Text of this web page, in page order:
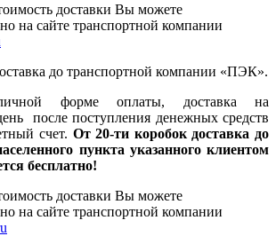
доставки Вы можете
на сайте транспортной компании
до транспортной компании «ПЭК».
форме оплаты, доставка на
после поступления денежных средств
счет. От 20-ти коробок доставка до
пункта указанного клиентом
бесплатно!
доставки Вы можете
на сайте транспортной компании